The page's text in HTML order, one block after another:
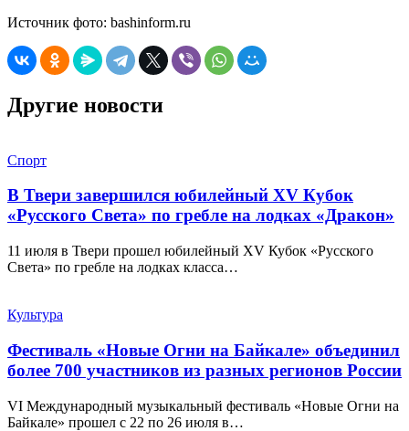
Источник фото: bashinform.ru
Другие новости
Спорт
В Твери завершился юбилейный XV Кубок
«Русского Света» по гребле на лодках «Дракон»
11 июля в Твери прошел юбилейный XV Кубок «Русского
Света» по гребле на лодках класса…
Культура
Фестиваль «Новые Огни на Байкале» объединил
более 700 участников из разных регионов России
VI Международный музыкальный фестиваль «Новые Огни на
Байкале» прошел с 22 по 26 июля в…